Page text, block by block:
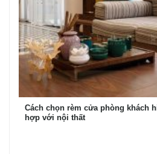
Cách chọn rèm cửa phòng khách
hợp với nội thất